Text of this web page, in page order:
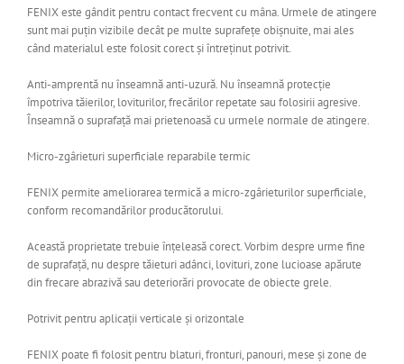
FENIX este gândit pentru contact frecvent cu mâna. Urmele de atingere
sunt mai puțin vizibile decât pe multe suprafețe obișnuite, mai ales
când materialul este folosit corect și întreținut potrivit.
Anti-amprentă nu înseamnă anti-uzură. Nu înseamnă protecție
împotriva tăierilor, loviturilor, frecărilor repetate sau folosirii agresive.
Înseamnă o suprafață mai prietenoasă cu urmele normale de atingere.
Micro-zgârieturi superficiale reparabile termic
FENIX permite ameliorarea termică a micro-zgârieturilor superficiale,
conform recomandărilor producătorului.
Această proprietate trebuie înțeleasă corect. Vorbim despre urme fine
de suprafață, nu despre tăieturi adânci, lovituri, zone lucioase apărute
din frecare abrazivă sau deteriorări provocate de obiecte grele.
Potrivit pentru aplicații verticale și orizontale
FENIX poate fi folosit pentru blaturi, fronturi, panouri, mese și zone de